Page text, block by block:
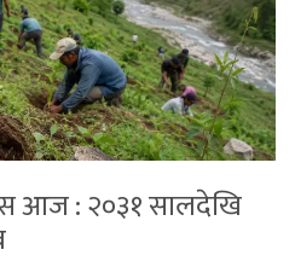
आज : २०३१ सालदेखि